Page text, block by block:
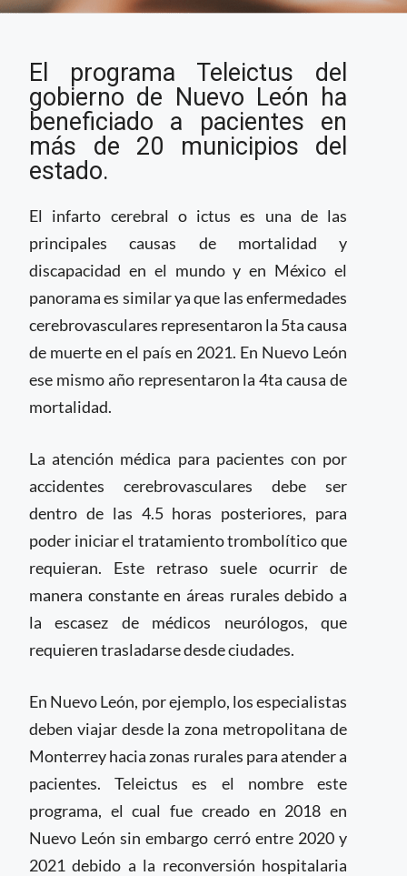
atención a distancia a
pacientes con infarto
cerebral en zonas
rurales de Nuevo León
El programa Teleictus del
gobierno de Nuevo León ha
beneficiado a pacientes en
más de 20 municipios del
estado.
El infarto cerebral o ictus es una de las
principales causas de mortalidad y
discapacidad en el mundo y en México el
panorama es similar ya que las enfermedades
cerebrovasculares representaron la 5ta causa
de muerte en el país en 2021. En Nuevo León
ese mismo año representaron la 4ta causa de
mortalidad.
La atención médica para pacientes con por
accidentes cerebrovasculares debe ser
dentro de las 4.5 horas posteriores, para
poder iniciar el tratamiento trombolítico que
requieran. Este retraso suele ocurrir de
manera constante en áreas rurales debido a
la escasez de médicos neurólogos, que
requieren trasladarse desde ciudades.
En Nuevo León, por ejemplo, los especialistas
deben viajar desde la zona metropolitana de
Monterrey hacia zonas rurales para atender a
pacientes. Teleictus es el nombre este
programa, el cual fue creado en 2018 en
Nuevo León sin embargo cerró entre 2020 y
2021 debido a la reconversión hospitalaria